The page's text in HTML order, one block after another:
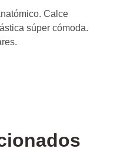
Calce
súper cómoda.